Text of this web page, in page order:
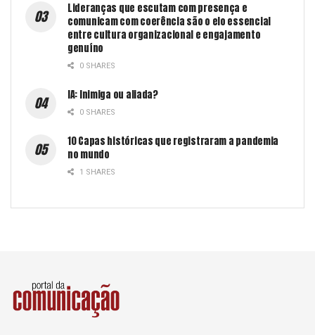
Lideranças que escutam com presença e
comunicam com coerência são o elo essencial
entre cultura organizacional e engajamento
genuíno
0 SHARES
IA: Inimiga ou aliada?
0 SHARES
10 Capas históricas que registraram a pandemia
no mundo
1 SHARES